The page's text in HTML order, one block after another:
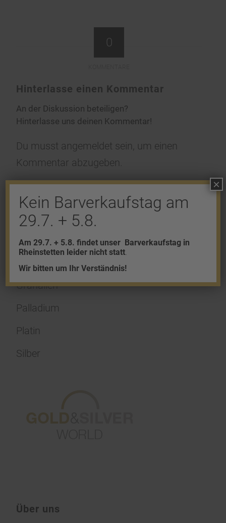
0
Hinterlasse einen Kommentar
An der Diskussion beteiligen?
Hinterlasse uns deinen Kommentar!
Du musst angemeldet sein, um einen
Kommentar abzugeben.
Shop
Gold
Granalien
Palladium
Platin
Silber
Über uns
Kein Barverkaufstag am
29.7. + 5.8.
Am 29.7. + 5.8. findet unser Barverkaufstag in
Rheinstetten leider nicht statt
Wir bitten um Ihr Verständnis!
×